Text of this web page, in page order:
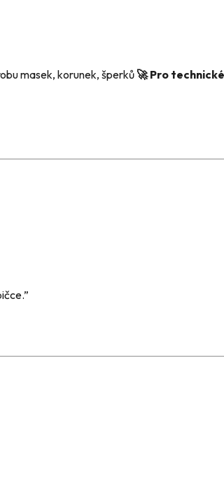
masek, korunek, šperků 🚀 Pro